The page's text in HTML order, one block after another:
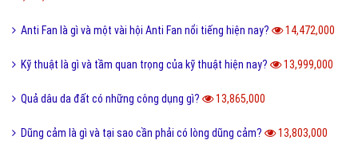
Anti Fan là gì và một vài hội Anti Fan nổi tiếng hiện nay? 14,472,000
Kỹ thuật là gì và tầm quan trọng của kỹ thuật hiện nay? 13,999,000
Quả dâu da đất có những công dụng gì? 13,865,000
Dũng cảm là gì và tại sao cần phải có lòng dũng cảm? 13,803,000